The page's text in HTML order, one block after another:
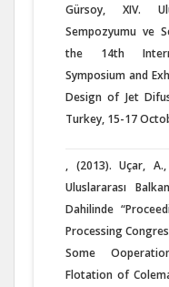
Gürsoy, XIV.
Sempozyumu ve
the 14th
Symposium and
Design of Jet
Turkey, 15-17
, (2013). Uçar,
Uluslararası
Dahilinde
Processing
Some
Flotation of